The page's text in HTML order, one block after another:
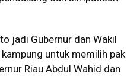
jadi Gubernur dan Wakil
untuk memilih pak
Riau Abdul Wahid dan